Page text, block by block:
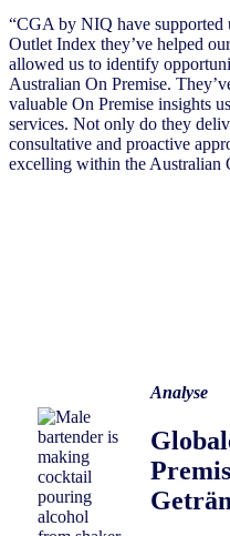
“CGA by NIQ have supported
Outlet Index they’ve helped
allowed us to identify
Australian On Premise.
valuable On Premise insights
services. Not only do they
consultative and proactive
excelling within the Australian
Analyse